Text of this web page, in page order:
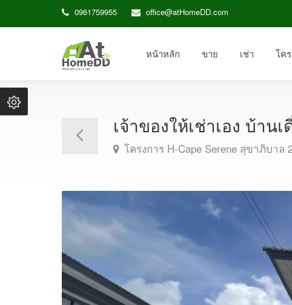
0961759955 office@atHomeDD.com
หน้าหลัก ขาย เช่า โค
เจ้าของให้เช่าเอง บ้าน
โครงการ H-Cape Serene สุขาภิบาล